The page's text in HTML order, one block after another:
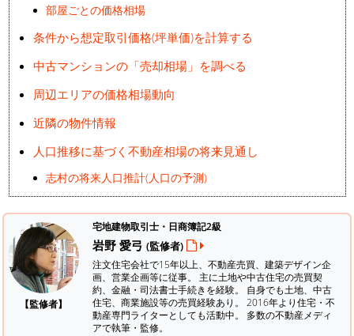
部屋ごとの価格相場
条件から想定取引価格(坪単価)を計算する
中古マンションの「売却相場」を調べる
周辺エリアの価格相場動向
近隣の物件情報
人口推移に基づく不動産相場の将来見通し
志村の将来人口推計(人口の予測)
【監修者】
宅地建物取引士・日商簿記2級
岩野 愛弓 (監修者)
注文住宅会社で15年以上、不動産売買、建築デザイン企
画、営業企画等に従事。 主に土地や中古住宅の売買契
約、金融・司法書士手続きを経験。 自身でも土地、中古
住宅、商業施設等の売買経験あり。 2016年より住宅・不
動産専門ライターとしても活動中。 多数の不動産メディ
アで執筆・監修。